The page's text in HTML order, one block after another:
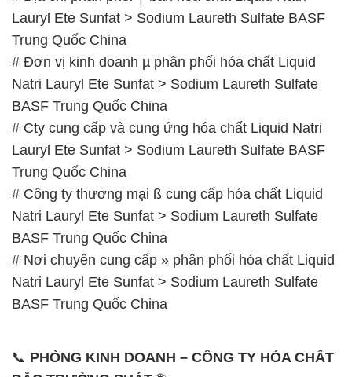
BASF Trung Quốc China
# Cty cung cấp và cung ứng hóa chất Liquid Natri
Lauryl Ete Sunfat > Sodium Laureth Sulfate BASF
Trung Quốc China
# Công ty thương mại ß cung cấp hóa chất Liquid
Natri Lauryl Ete Sunfat > Sodium Laureth Sulfate
BASF Trung Quốc China
# Nơi chuyên cung cấp » phân phối hóa chất Liquid
Natri Lauryl Ete Sunfat > Sodium Laureth Sulfate
BASF Trung Quốc China
📞PHÒNG KINH DOANH – CÔNG TY HÓA CHẤT
ĐẮC TRƯỜNG PHÁT🌐
🌐 Website: https://hoachattayrua.net/
– 0933.920.505 – 028.3504.5555